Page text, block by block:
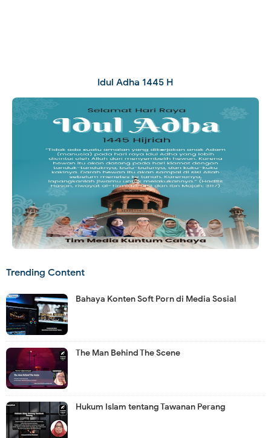
Idul Adha 1445 H
Trending Content
Bahaya Konten Soft Porn di Media Sosial
The Man Behind The Scene
Hukum Islam tentang Tawanan Perang